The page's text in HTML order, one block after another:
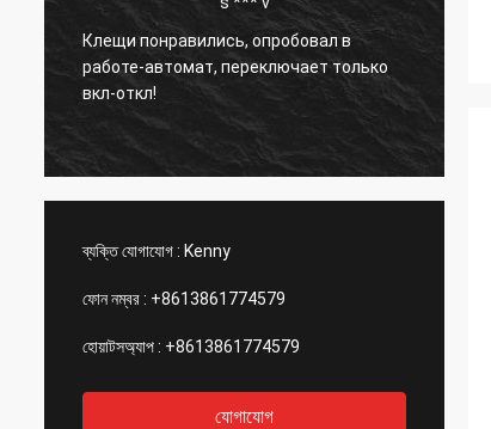
Клещи понравились, опробовал в
работе-автомат, переключает только
вкл-откл!
ব্যক্তি যোগাযোগ : Kenny
ফোন নম্বর : +8613861774579
হোয়াটসঅ্যাপ : +8613861774579
যোগাযোগ